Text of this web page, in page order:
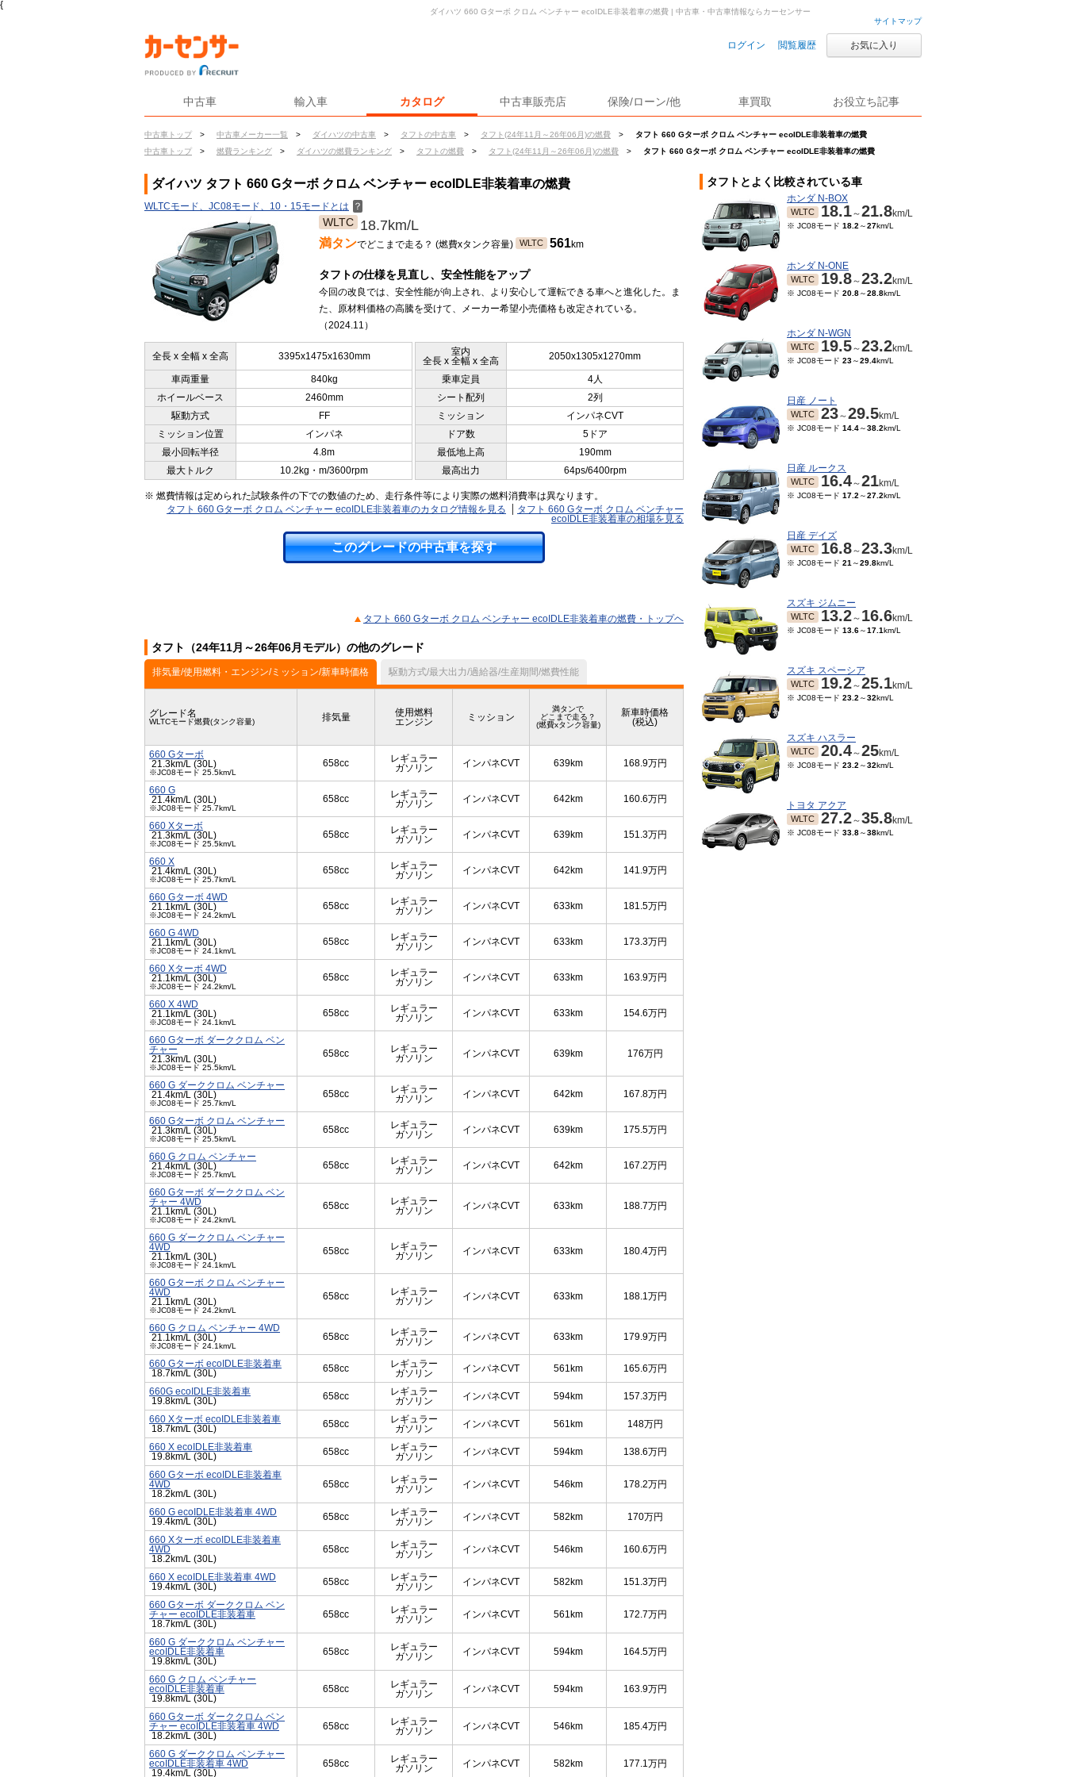
{
サイトマップ
ログイン 閲覧履歴 お気に入り
中古車 輸入車 カタログ 中古車販売店 保険/ローン/他 車買取 お役立ち記事
中古車トップ > 中古車メーカー一覧 > ダイハツの中古車 > タフトの中古車 > タフト(24年11月～26年06月)の燃費 >
タフト 660 Gターボ クロム ベンチャー ecoIDLE非装着車の燃費
中古車トップ
> 燃費ランキング > ダイハツの燃費ランキング > タフトの燃費 > タフト(24年11月～26年06月)の燃費 > タフト 660 Gターボ クロム ベンチャー ecoIDLE非装着車の燃費
ダイハツ 660 Gターボ クロム ベンチャー ecoIDLE非装着車の燃費 | 中古車・中古車情報ならカーセンサー
ダイハツ タフト 660 Gターボ クロム ベンチャー ecoIDLE非装着車の燃費
WLTCモード、JC08モード、10・15モードとは ？
WLTC 18.7km/L
満タンでどこまで走る？ (燃費xタンク容量) WLTC 561km
タフトの仕様を見直し、安全性能をアップ
今回の改良では、安全性能が向上され、より安心して運転できる車へと進化した。ま
た、原材料価格の高騰を受けて、メーカー希望小売価格も改定されている。
（2024.11）
全長 x 全幅 x 全高 3395x1475x1630mm
室内
全長 x 全幅 x 全高
2050x1305x1270mm
車両重量 840kg 乗車定員
4人
ホイールベース
2460mm シート配列
2列
駆動方式
FF ミッション
インパネCVT
ミッション位置
インパネ ドア数
5ドア
最小回転半径
4.8m 最低地上高
190mm
最大トルク
10.2kg・m/3600rpm 最高出力 64ps/6400rpm
※ 燃費情報は定められた試験条件の下での数値のため、走行条件等により実際の燃料消費率は異なります。
タフト 660 Gターボ クロム ベンチャー ecoIDLE非装着車のカタログ情報を見る
タフト 660 Gターボ クロム ベンチャー
ecoIDLE非装着車の相場を見る
このグレードの中古車を探す
タフト 660 Gターボ クロム ベンチャー ecoIDLE非装着車の燃費・トップヘ
タフト（24年11月～26年06月モデル）の他のグレード
排気量/使用燃料・エンジン/ミッション/新車時価格 駆動方式/最大出力/過給器/生産期間/燃費性能
グレード名
WLTCモード燃費(タンク容量) 排気量
使用燃料
エンジン
ミッション
満タンで
どこまで走る？
(燃費xタンク容量)
新車時価格
(税込)
660 Gターボ
21.3km/L (30L)
※JC08モード 25.5km/L
658cc
レギュラー
ガソリン
インパネCVT 639km 168.9万円
660 G
21.4km/L (30L)
※JC08モード 25.7km/L
658cc
レギュラー
ガソリン
インパネCVT 642km 160.6万円
660 Xターボ
21.3km/L (30L)
※JC08モード 25.5km/L
658cc
レギュラー
ガソリン
インパネCVT 639km 151.3万円
660 X
21.4km/L (30L)
※JC08モード 25.7km/L
658cc
レギュラー
ガソリン
インパネCVT 642km 141.9万円
660 Gターボ 4WD
21.1km/L (30L)
※JC08モード 24.2km/L
658cc
レギュラー
ガソリン
インパネCVT 633km 181.5万円
660 G 4WD
21.1km/L (30L)
※JC08モード 24.1km/L
658cc
レギュラー
ガソリン
インパネCVT 633km 173.3万円
660 Xターボ 4WD
21.1km/L (30L)
※JC08モード 24.2km/L
658cc
レギュラー
ガソリン
インパネCVT 633km 163.9万円
660 X 4WD
21.1km/L (30L)
※JC08モード 24.1km/L
658cc
レギュラー
ガソリン
インパネCVT 633km 154.6万円
660 Gターボ ダーククロム ベン
チャー
21.3km/L (30L)
※JC08モード 25.5km/L
658cc
レギュラー
ガソリン
インパネCVT 639km 176万円
660 G ダーククロム ベンチャー
21.4km/L (30L)
※JC08モード 25.7km/L
658cc
レギュラー
ガソリン
インパネCVT 642km 167.8万円
660 Gターボ クロム ベンチャー
21.3km/L (30L)
※JC08モード 25.5km/L
658cc
レギュラー
ガソリン
インパネCVT 639km 175.5万円
660 G クロム ベンチャー
21.4km/L (30L)
※JC08モード 25.7km/L
658cc
レギュラー
ガソリン
インパネCVT 642km 167.2万円
660 Gターボ ダーククロム ベン
チャー 4WD
21.1km/L (30L)
※JC08モード 24.2km/L
658cc
レギュラー
ガソリン
インパネCVT 633km 188.7万円
660 G ダーククロム ベンチャー
4WD
21.1km/L (30L)
※JC08モード 24.1km/L
658cc
レギュラー
ガソリン
インパネCVT 633km 180.4万円
660 Gターボ クロム ベンチャー
4WD
21.1km/L (30L)
※JC08モード 24.2km/L
658cc
レギュラー
ガソリン
インパネCVT 633km 188.1万円
660 G クロム ベンチャー 4WD
21.1km/L (30L)
※JC08モード 24.1km/L
658cc
レギュラー
ガソリン
インパネCVT 633km 179.9万円
660 Gターボ ecoIDLE非装着車
18.7km/L (30L)
658cc
レギュラー
ガソリン
インパネCVT 561km 165.6万円
660G ecoIDLE非装着車
19.8km/L (30L)
658cc
レギュラー
ガソリン
インパネCVT 594km 157.3万円
660 Xターボ ecoIDLE非装着車
18.7km/L (30L)
658cc
レギュラー
ガソリン
インパネCVT 561km 148万円
660 X ecoIDLE非装着車
19.8km/L (30L)
658cc
レギュラー
ガソリン
インパネCVT 594km 138.6万円
660 Gターボ ecoIDLE非装着車
4WD
18.2km/L (30L)
658cc
レギュラー
ガソリン
インパネCVT 546km 178.2万円
660 G ecoIDLE非装着車 4WD
19.4km/L (30L)
658cc
レギュラー
ガソリン
インパネCVT 582km 170万円
660 Xターボ ecoIDLE非装着車
4WD
18.2km/L (30L)
658cc
レギュラー
ガソリン
インパネCVT 546km 160.6万円
660 X ecoIDLE非装着車 4WD
19.4km/L (30L)
658cc
レギュラー
ガソリン
インパネCVT 582km 151.3万円
660 Gターボ ダーククロム ベン
チャー ecoIDLE非装着車
18.7km/L (30L)
658cc
レギュラー
ガソリン
インパネCVT 561km 172.7万円
660 G ダーククロム ベンチャー
ecoIDLE非装着車
19.8km/L (30L)
658cc
レギュラー
ガソリン
インパネCVT 594km 164.5万円
660 G クロム ベンチャー
ecoIDLE非装着車
19.8km/L (30L)
658cc
レギュラー
ガソリン
インパネCVT 594km 163.9万円
660 Gターボ ダーククロム ベン
チャー ecoIDLE非装着車 4WD
18.2km/L (30L)
658cc
レギュラー
ガソリン
インパネCVT 546km 185.4万円
660 G ダーククロム ベンチャー
ecoIDLE非装着車 4WD
19.4km/L (30L)
658cc
レギュラー
ガソリン
インパネCVT 582km 177.1万円
タフトとよく比較されている車
ホンダ N-BOX
WLTC 18.1～21.8km/L
※ JC08モード 18.2 ～27km/L
ホンダ N-ONE
WLTC 19.8～23.2km/L
※ JC08モード 20.8～28.8km/L
ホンダ N-WGN
WLTC 19.5～23.2km/L
※ JC08モード 23～29.4km/L
日産 ノート
WLTC 23～29.5km/L
※ JC08モード 14.4～38.2km/L
日産 ルークス
WLTC 16.4～21km/L
※ JC08モード 17.2 ～27.2km/L
日産 デイズ
WLTC 16.8～23.3km/L
※ JC08モード 21 ～29.8km/L
スズキ ジムニー
WLTC 13.2～ 16.6km/L
※ JC08モード 13.6～17.1km/L
スズキ スペーシア
WLTC 19.2～25.1km/L
※ JC08モード 23.2 ～32km/L
スズキ ハスラー
WLTC 20.4～25km/L
※ JC08モード 23.2 ～32km/L
トヨタ アクア
WLTC 27.2～35.8km/L
※ JC08モード 33.8～38km/L